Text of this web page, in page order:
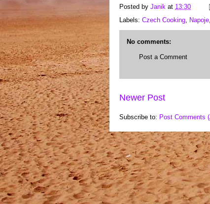
Posted by Janik at 13:30
Labels: Czech Cooking, Napoje,
No comments:
Post a Comment
Newer Post
Subscribe to: Post Comments